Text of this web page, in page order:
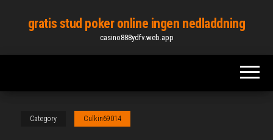
content
gratis stud poker online ingen nedladdning
casino888ydfv.web.app
Category Culkin69014